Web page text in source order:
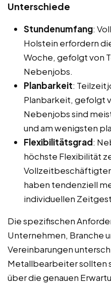
Unterschiede
Stundenumfang:
Holstein erfordern
Woche, gefolgt von
Nebenjobs.
Planbarkeit:
Planbarkeit, gefolgt
Nebenjobs sind
und am wenigsten
Flexibilitätsgrad:
höchste Flexibilität
haben tendenziell
individuellen
Die spezifischen
Unternehmen, Branche
Vereinbarungen
Metallbearbeiter sollten
über die genauen